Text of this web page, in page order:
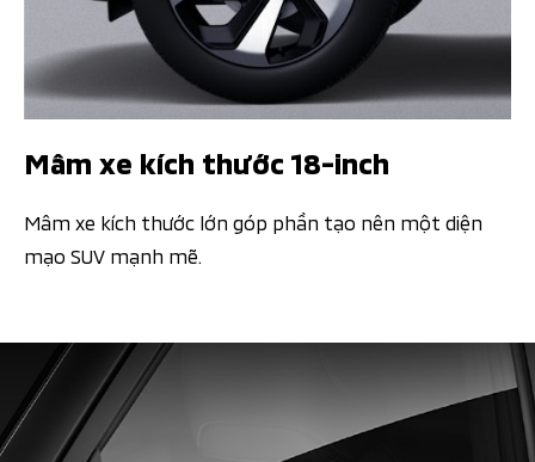
Mâm xe kích thước 18-inch
Mâm xe kích thước lớn góp phần tạo nên một diện
mạo SUV mạnh mẽ.​